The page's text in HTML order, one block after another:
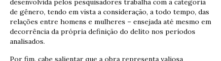
desenvolvida pelos pesquisadores trabalha com a categoria
de gênero, tendo em vista a consideração, a todo tempo, das
relações entre homens e mulheres – ensejada até mesmo em
decorrência da própria definição do delito nos períodos
analisados.
Por fim, cabe salientar que a obra representa valiosa